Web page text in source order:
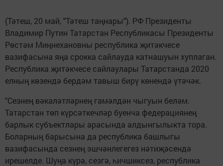
(Тәтеш, 20 май, "Тәтеш таңнары"). РФ Президенты
Владимир Путин Татарстан Республикасы Президенты
Рөстәм Миңнехановны республика җитәкчесе
вазифасына яңа срокка сайлауда катнашуын хуплаган.
Республика җитәкчесе сайлаулары Татарстанда 2020
елның көзендә бердәм тавыш бирү көнендә үтәчәк.
"Сезнең вәкаләтләрнең гамәлдән чыгуын беләм.
Татарстан төп күрсәткечләр буенча федерациянең
барлык субъектлары арасында алдынгылыкта тора.
Боларның барысына да республика башлыгы
вазифасында сезнең эшчәнлегегез нәтиҗәсендә
ирешелде. Шуңа күрә, сезгә, һичшиксез, республика